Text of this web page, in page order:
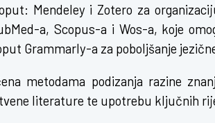
Mendeley i Zotero za
a, Scopus-a i Wos-a, koje
Grammarly-a za poboljšanje
metodama podizanja razine
literature te upotrebu ključnih